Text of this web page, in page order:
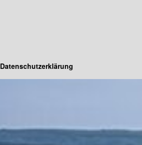
Datenschutzerklärung